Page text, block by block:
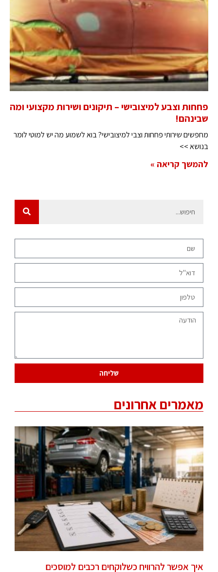
פחחות וצבע למיצובישי – תיקונים ושירות מקצועי ומה
שבינהם!
מחפשים שירותי פחחות וצבי למיצובישי? בוא לשמוע מה יש למוטי לומר
בנושא >>
להמשך קריאה »
שליחה
מאמרים אחרונים
איך אפשר להרוויח כשלוקחים רכבים למוסכים